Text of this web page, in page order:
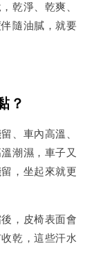
乾淨、乾爽、
隨油膩，就要
？
、車內高溫、
潮濕，車子又
，坐起來就更
，皮椅表面會
乾，這些汗水